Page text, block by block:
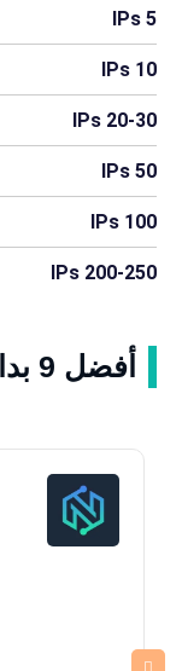
5 IPs
10 IPs
20-30 IPs
50 IPs
100 IPs
200-250 IPs
أفضل 9 بدائل لـ ProxyWing